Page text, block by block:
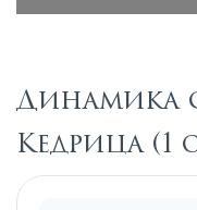
Динамика
Кедрица (1